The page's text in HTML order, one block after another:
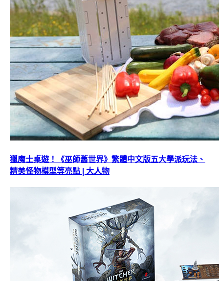
獵魔士桌遊！《巫師舊世界》繁體中文版五大學派玩法、
精美怪物模型等亮點 | 大人物